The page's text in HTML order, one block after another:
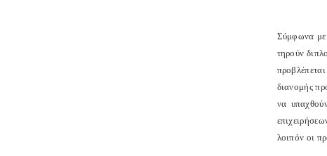
Σύμφωνα με
τηρούν
διανομής
να
λοιπόν οι